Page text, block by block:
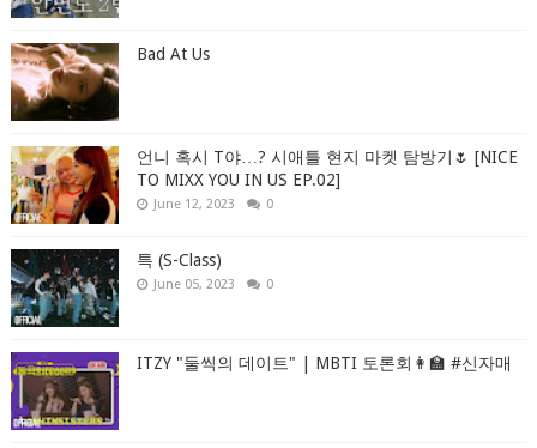
Bad At Us
언니 혹시 T야…? 시애틀 현지 마켓 탐방기🌷 [NICE
TO MIXX YOU IN US EP.02]
June 12, 2023 0
특 (S-Class)
June 05, 2023 0
ITZY "둘씩의 데이트" | MBTI 토론회👩‍🏫 #신자매